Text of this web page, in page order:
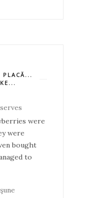
PLACĂ...
were
were
bought
to